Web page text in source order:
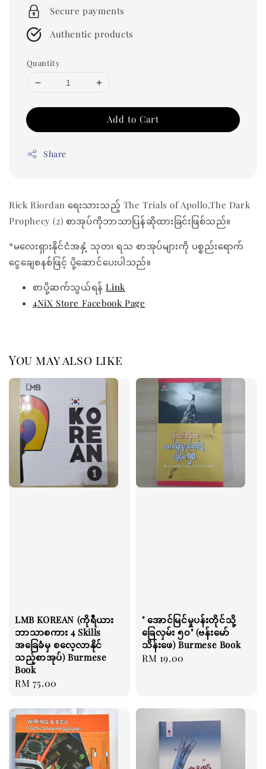
Secure payments
Authentic products
Quantity
Add to Cart
Share
Rick Riordan ရေးသားသည့် The Trials of Apollo,The Dark
Prophecy (2) စာအုပ်ကိုဘာသာပြန်ဆိုထားခြင်းဖြစ်သည်။
*မလေးရှားနိုင်ငံအနှံ့ သုတ၊ ရသ စာအုပ်များကို ပစ္စည်းရောက်
ငွေချေစနစ်ဖြင့် ပို့ဆောင်ပေးပါသည်။
စာပို့ဆက်သွယ်ရန်Link
4NiX Store Facebook Page
You may also like
LMB KOREAN (ကိုရီယား
ဘာသာစကား 4 Skills
အခြေခံမှ စလေ့လာနိုင်
သည့်စာအုပ်) Burmese
Book
Regular
RM 75.00
" အောင်မြင်မှုပန်းတိုင်သို့
ခြေလှမ်း ၅၀" (ဗန်းမော်
သိန်းဖေ) Burmese Book
Regular
RM 19.00